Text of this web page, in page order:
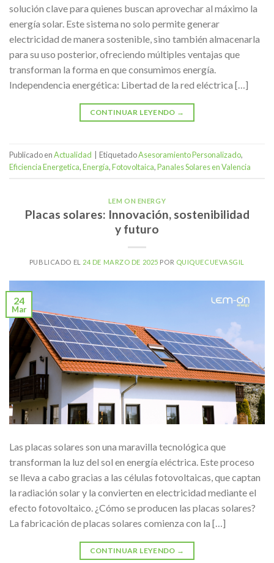
solución clave para quienes buscan aprovechar al máximo la
energía solar. Este sistema no solo permite generar
electricidad de manera sostenible, sino también almacenarla
para su uso posterior, ofreciendo múltiples ventajas que
transforman la forma en que consumimos energía.
Independencia energética: Libertad de la red eléctrica […]
CONTINUAR LEYENDO →
Publicado enActualidad EtiquetadoAsesoramiento Personalizado,
Eficiencia Energetica,Energía,Fotovoltaica,Panales Solares en Valencia
LEM ON ENERGY
Placas solares: Innovación, sostenibilidad
y futuro
PUBLICADO EL 24 DE MARZO DE 2025 POR QUIQUECUEVASGIL
24
Mar
Las placas solares son una maravilla tecnológica que
transforman la luz del sol en energía eléctrica. Este proceso
se lleva a cabo gracias a las células fotovoltaicas, que captan
la radiación solar y la convierten en electricidad mediante el
efecto fotovoltaico. ¿Cómo se producen las placas solares?
La fabricación de placas solares comienza con la […]
CONTINUAR LEYENDO →